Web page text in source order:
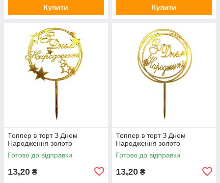
Купити Купити
Топпер в торт З Днем
Народження золото
Готово до відправки
13,20 ₴
Топпер в торт З Днем
Народження золото
Готово до відправки
13,20 ₴